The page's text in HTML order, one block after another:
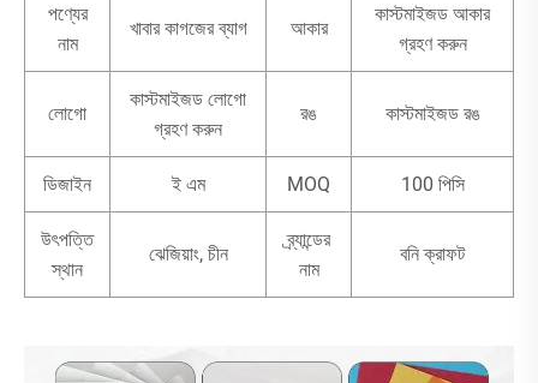
পণ্যের
নাম
খাবার কাগজের ব্যাগ আকার
কাস্টমাইজড আকার
গ্রহণ করুন
লোগো
কাস্টমাইজড লোগো
গ্রহণ করুন
রঙ কাস্টমাইজড রঙ
ডিজাইন ই এম MOQ 100 পিসি
উৎপত্তি
স্থান
ঝেজিয়াং, চীন
ব্র্যান্ডের
নাম
বনি ক্রাফট